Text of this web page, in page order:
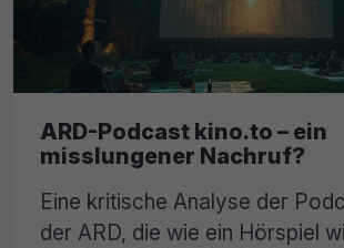
ARD-Podcast kino.to – ein
misslungener Nachruf?
Eine kritische Analyse der
der ARD, die wie ein Hörspiel